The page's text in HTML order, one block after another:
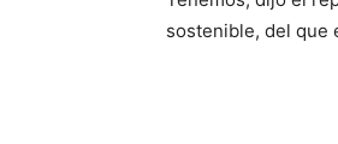
sostenible, del que